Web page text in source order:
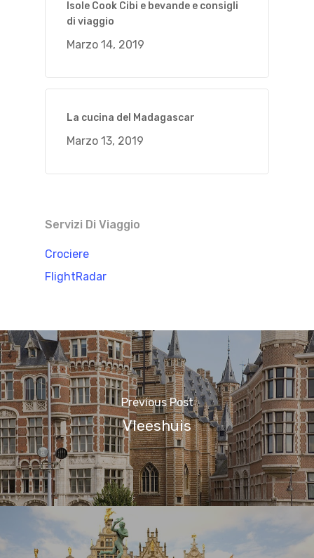
Isole Cook Cibi e bevande e consigli
di viaggio
Marzo 14, 2019
La cucina del Madagascar
Marzo 13, 2019
Servizi Di Viaggio
Crociere
FlightRadar
Previous Post
Vleeshuis